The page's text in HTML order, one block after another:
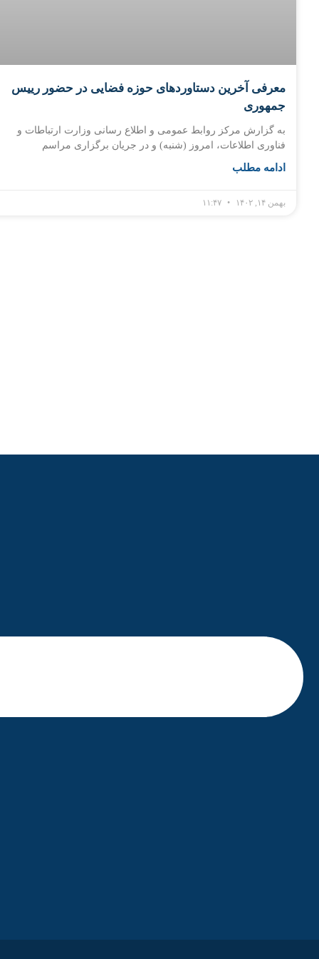
معرفی آخرین دستاوردهای حوزه فضایی در حضور رییس
جمهوری
به گزارش مرکز روابط عمومی و اطلاع رسانی وزارت ارتباطات و
فناوری اطلاعات، امروز (شنبه) و در جریان برگزاری مراسم
ادامه مطلب
بهمن ۱۴, ۱۴۰۲